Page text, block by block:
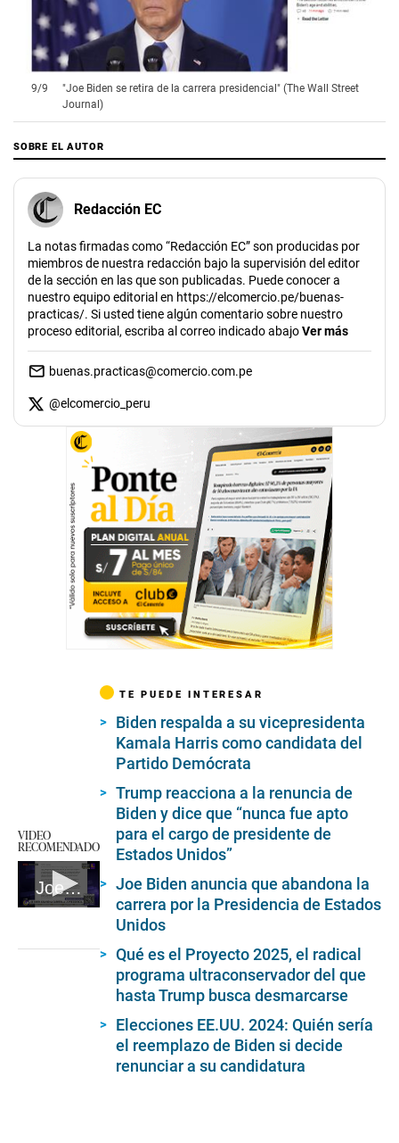
9/9
"Joe Biden se retira de la carrera presidencial" (The Wall Street
Journal)
SOBRE EL AUTOR
Redacción EC
La notas firmadas como “Redacción EC” son producidas por
miembros de nuestra redacción bajo la supervisión del editor
de la sección en las que son publicadas. Puede conocer a
nuestro equipo editorial en https://elcomercio.pe/buenas-
practicas/. Si usted tiene algún comentario sobre nuestro
proceso editorial, escriba al correo indicado abajoVer más
buenas.practicas@comercio.com.pe
@elcomercio_peru
VIDEO
RECOMENDADO
Joe Biden retira su candidatura a la presidencia de los Estados Unidos
TE PUEDE INTERESAR
Biden respalda a su vicepresidenta
Kamala Harris como candidata del
Partido Demócrata
Trump reacciona a la renuncia de
Biden y dice que “nunca fue apto
para el cargo de presidente de
Estados Unidos”
Joe Biden anuncia que abandona la
carrera por la Presidencia de Estados
Unidos
Qué es el Proyecto 2025, el radical
programa ultraconservador del que
hasta Trump busca desmarcarse
Elecciones EE.UU. 2024: Quién sería
el reemplazo de Biden si decide
renunciar a su candidatura